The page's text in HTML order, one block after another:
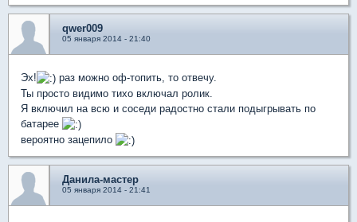
qwer009
05 января 2014 - 21:40
Эх!
раз можно оф-топить, то отвечу.
Ты просто видимо тихо включал ролик.
Я включил на всю и соседи радостно стали подыгрывать по
батарее
вероятно зацепило
Данила-мастер
05 января 2014 - 21:41